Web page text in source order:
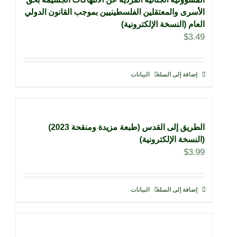
الأسرى والمعتقلين الفلسطينيين بموجب القانون الدولي
العام (النسخة الإلكترونية)
$3.49
إضافة إلى السلة البيانات
الطريق إلى القدس (طبعة مزيدة ومنقحة 2023)
(النسخة الإلكترونية)
$3.99
إضافة إلى السلة البيانات